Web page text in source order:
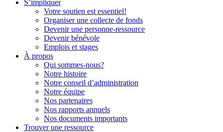
S’impliquer
Votre soutien est essentiel!
Organiser une collecte de fonds
Devenir une personne-ressource
Devenir bénévole
Emplois et stages
À propos
Qui sommes-nous?
Notre histoire
Notre conseil d’administration
Notre équipe
Nos partenaires
Nos rapports annuels
Nos documents importants
Trouver une ressource